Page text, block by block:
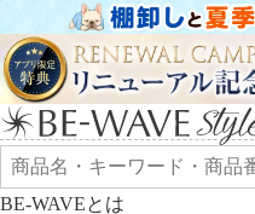
BE-WAVEとは